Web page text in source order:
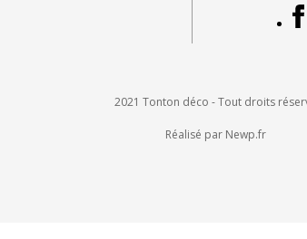
2021 Tonton déco - Tout droits
Réalisé par Newp.fr